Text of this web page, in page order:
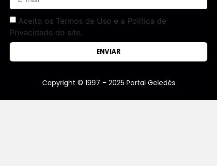
Aceito os Termos de Uso e a Política de
Privacidade do site.
ENVIAR
Copyright © 1997 – 2025 Portal Geledés